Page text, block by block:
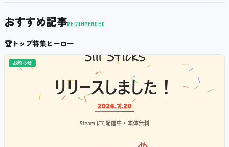
おすすめ記事RECOMMENDED
🏆トップ特集ヒーロー
お知らせ